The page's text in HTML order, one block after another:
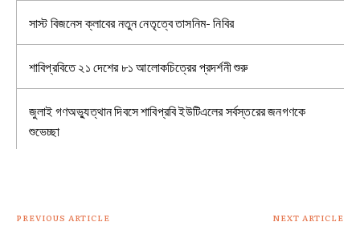
সাস্ট বিজনেস ক্লাবের নতুন নেতৃত্বে তাসনিম- নিবির
শাবিপ্রবিতে ২১ দেশের ৮১ আলোকচিত্রের প্রদর্শনী শুরু
জুলাই গণঅভ্যুত্থান দিবসে শাবিপ্রবি ইউটিএলের সর্বস্তরের জনগণকে
শুভেচ্ছা
PREVIOUS ARTICLE NEXT ARTICLE